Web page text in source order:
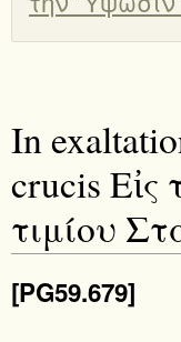
In
crucis
τιμίου
[PG59.679]